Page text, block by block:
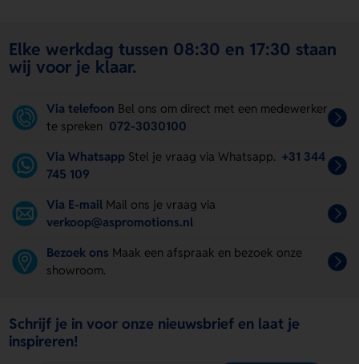
Elke werkdag tussen 08:30 en 17:30 staan
wij voor je klaar.
Via telefoon Bel ons om direct met een medewerker
te spreken 072-3030100
Via Whatsapp Stel je vraag via Whatsapp. +31 344
745 109
Via E-mail Mail ons je vraag via
verkoop@aspromotions.nl
Bezoek ons Maak een afspraak en bezoek onze
showroom.
Schrijf je in voor onze nieuwsbrief en laat je
inspireren!